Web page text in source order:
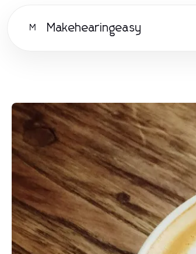
M Makehearingeasy